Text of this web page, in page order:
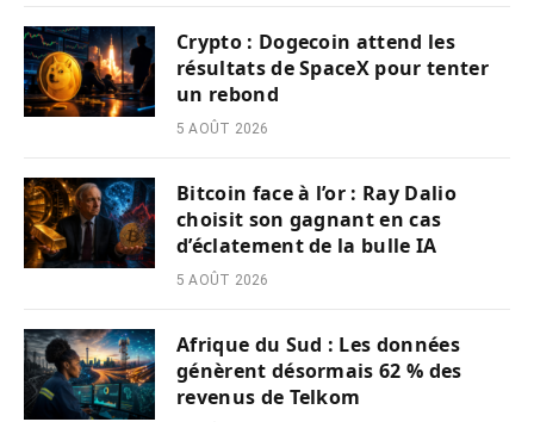
Crypto : Dogecoin attend les
résultats de SpaceX pour tenter
un rebond
5 AOÛT 2026
Bitcoin face à l’or : Ray Dalio
choisit son gagnant en cas
d’éclatement de la bulle IA
5 AOÛT 2026
Afrique du Sud : Les données
génèrent désormais 62 % des
revenus de Telkom